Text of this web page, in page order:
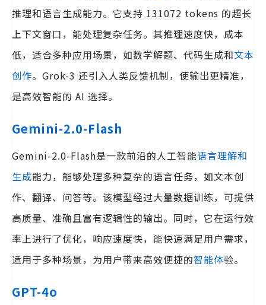
推理和语言生成能力。它支持 131072 tokens 的超长
上下文窗口，能处理复杂任务。其推理速度快，成本
低，适合多种应用场景，如数学解题、代码生成和文本
创作。Grok-3 还引入人类反馈机制，使输出更精准，
是高效智能的 AI 选择。
Gemini-2.0-Flash
Gemini-2.0-Flash是一款前沿的人工智能语言理解和
生成能力，能够处理多种复杂的语言任务，如文本创
作、翻译、问答等。该模型经过大量数据训练，可提供
高质量、准确且富有逻辑性的输出。同时，它在运行效
率上进行了优化，响应速度快，能快速满足用户需求，
适用于多种场景，为用户带来高效便捷的智能体验。
GPT-4o